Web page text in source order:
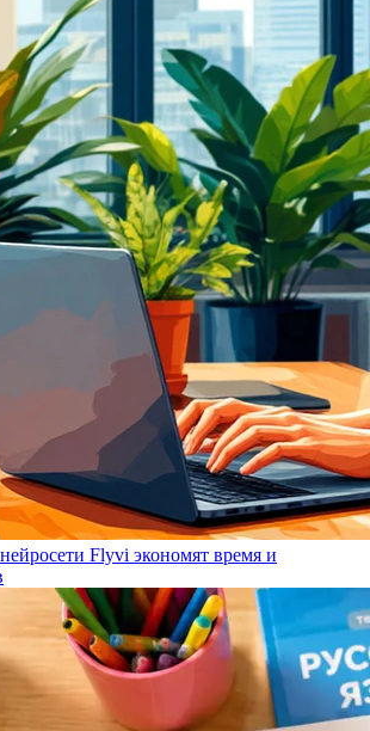
Flyvi экономят время и